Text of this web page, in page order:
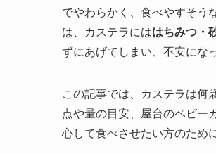
でやわらかく、食べやすそう
は、カステラにははちみつ・
ずにあげてしまい、不安にな
この記事では、カステラは何
点や量の目安、屋台のベビー
心して食べさせたい方のため